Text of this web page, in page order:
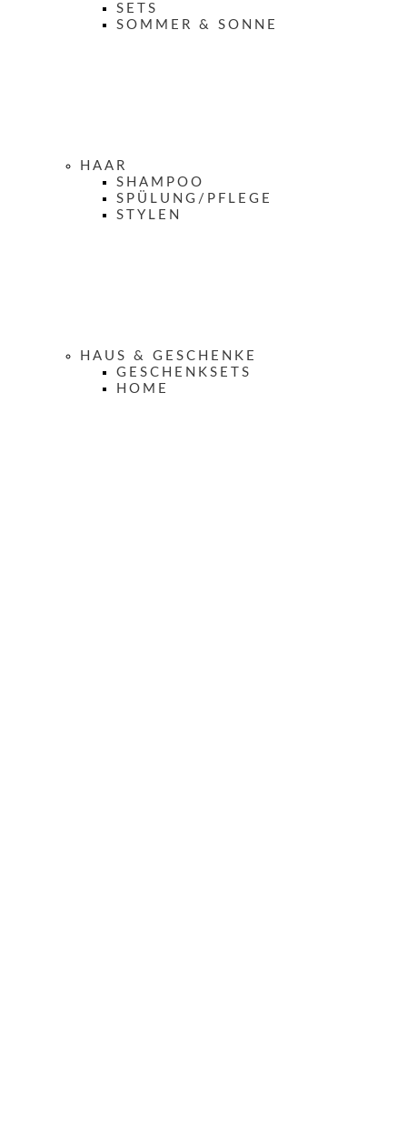
SETS
SOMMER & SONNE
HAAR
SHAMPOO
SPÜLUNG/PFLEGE
STYLEN
HAUS & GESCHENKE
GESCHENKSETS
HOME